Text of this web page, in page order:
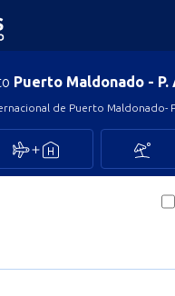
Puerto Maldonado - P.
de Puerto Maldonado-